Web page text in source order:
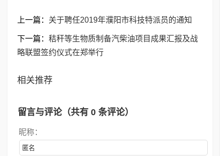
上一篇： 关于聘任2019年濮阳市科技特派员的通知
下一篇： 秸秆等生物质制备汽柴油项目成果汇报及战
略联盟签约仪式在郑举行
相关推荐
留言与评论（共有 0 条评论）
昵称：